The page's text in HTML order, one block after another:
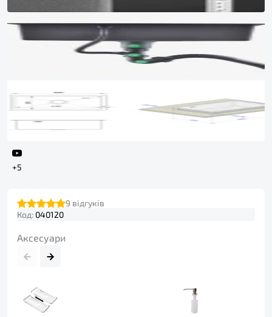
+5
9 відгуків
Код: 040120
Аксесуари